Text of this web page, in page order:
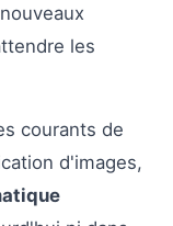
les
courants de
d'images,